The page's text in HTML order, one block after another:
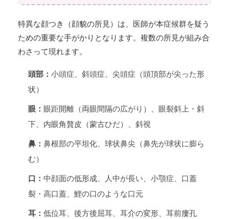
特異な顔つき（顔貌の所見）は、医師が本症候群を疑う
ための重要な手がかりとなります。複数の所見が組み合
わさって現れます。
頭部： 小頭症、斜頭症、尖頭症（頭頂部が尖った形
状）
眼： 眼距開離（両眼間隔の広がり）、眼裂斜上・斜
下、内眼角贅皮（蒙古ひだ）、斜視
鼻： 鼻根部の平坦化、球状鼻尖（鼻先が球状に膨ら
む）
口： 中顔面の低形成、人中が長い、小顎症、口蓋
裂・高口蓋、鯉の口のような口元
耳： 低位耳、後方後屈耳、耳介の変形、耳前瘻孔